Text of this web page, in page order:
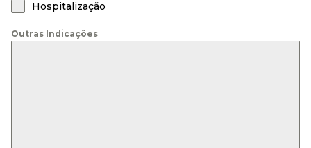
Hospitalização
Outras Indicações